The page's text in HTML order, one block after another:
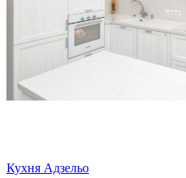
Кухня Адзельо